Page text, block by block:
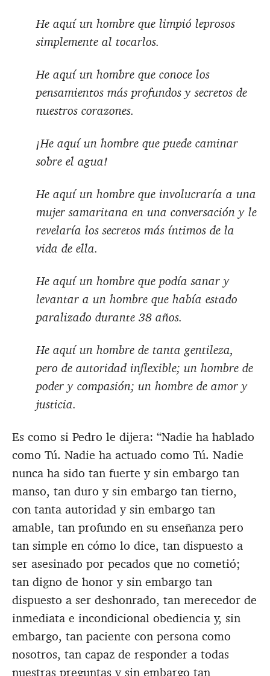
He aquí un hombre que limpió leprosos
simplemente al tocarlos.
He aquí un hombre que conoce los
pensamientos más profundos y secretos de
nuestros corazones.
¡He aquí un hombre que puede caminar
sobre el agua!
He aquí un hombre que involucraría a una
mujer samaritana en una conversación y le
revelaría los secretos más íntimos de la
vida de ella.
He aquí un hombre que podía sanar y
levantar a un hombre que había estado
paralizado durante 38 años.
He aquí un hombre de tanta gentileza,
pero de autoridad inflexible; un hombre de
poder y compasión; un hombre de amor y
justicia.
Es como si Pedro le dijera: “Nadie ha hablado
como Tú. Nadie ha actuado como Tú. Nadie
nunca ha sido tan fuerte y sin embargo tan
manso, tan duro y sin embargo tan tierno,
con tanta autoridad y sin embargo tan
amable, tan profundo en su enseñanza pero
tan simple en cómo lo dice, tan dispuesto a
ser asesinado por pecados que no cometió;
tan digno de honor y sin embargo tan
dispuesto a ser deshonrado, tan merecedor de
inmediata e incondicional obediencia y, sin
embargo, tan paciente con persona como
nosotros, tan capaz de responder a todas
nuestras preguntas y sin embargo tan